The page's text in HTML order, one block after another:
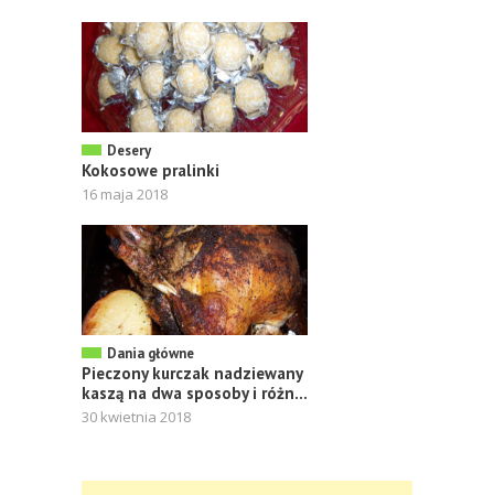
Desery
Kokosowe pralinki
16 maja 2018
Dania główne
Pieczony kurczak nadziewany
kaszą na dwa sposoby i różn...
30 kwietnia 2018